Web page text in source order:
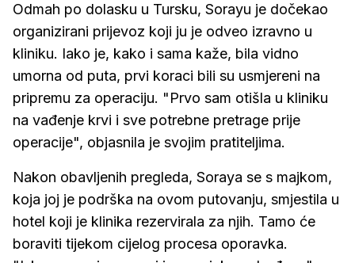
Odmah po dolasku u Tursku, Sorayu je dočekao
organizirani prijevoz koji ju je odveo izravno u
kliniku. Iako je, kako i sama kaže, bila vidno
umorna od puta, prvi koraci bili su usmjereni na
pripremu za operaciju. "Prvo sam otišla u kliniku
na vađenje krvi i sve potrebne pretrage prije
operacije", objasnila je svojim pratiteljima.
Nakon obavljenih pregleda, Soraya se s majkom,
koja joj je podrška na ovom putovanju, smjestila u
hotel koji je klinika rezervirala za njih. Tamo će
boraviti tijekom cijelog procesa oporavka.